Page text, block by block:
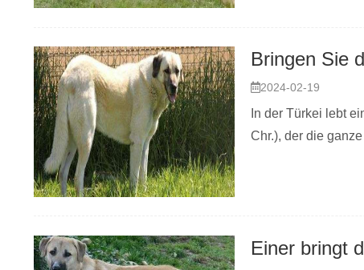
2024-02-19
In der Türkei lebt
Chr.), der die